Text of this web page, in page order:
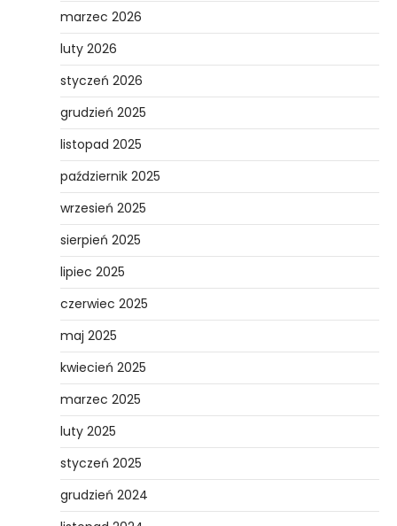
marzec 2026
luty 2026
styczeń 2026
grudzień 2025
listopad 2025
październik 2025
wrzesień 2025
sierpień 2025
lipiec 2025
czerwiec 2025
maj 2025
kwiecień 2025
marzec 2025
luty 2025
styczeń 2025
grudzień 2024